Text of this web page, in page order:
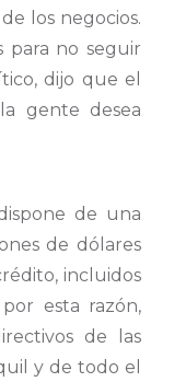
los negocios.
para no seguir
dijo que el
gente desea
de una
de dólares
incluidos
esta razón,
de las
y de todo el